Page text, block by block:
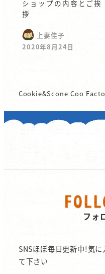
ショップの内容とご挨
拶
上妻佳子
2020年8月24日
Cookie&Scone Coo
フォ
SNSほぼ毎日更新中!気
て下さい